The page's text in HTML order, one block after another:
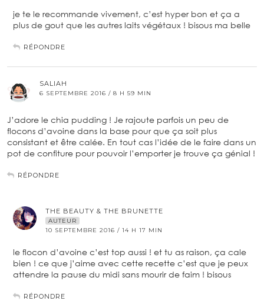
je te le recommande vivement, c’est hyper bon et ça a
plus de gout que les autres laits végétaux ! bisous ma belle
RÉPONDRE
SALIAH
6 SEPTEMBRE 2016 / 8 H 59 MIN
J’adore le chia pudding ! Je rajoute parfois un peu de
flocons d’avoine dans la base pour que ça soit plus
consistant et être calée. En tout cas l’idée de le faire dans un
pot de confiture pour pouvoir l’emporter je trouve ça génial !
RÉPONDRE
THE BEAUTY & THE BRUNETTE
AUTEUR
10 SEPTEMBRE 2016 / 14 H 17 MIN
le flocon d’avoine c’est top aussi ! et tu as raison, ça cale
bien ! ce que j’aime avec cette recette c’est que je peux
attendre la pause du midi sans mourir de faim ! bisous
RÉPONDRE